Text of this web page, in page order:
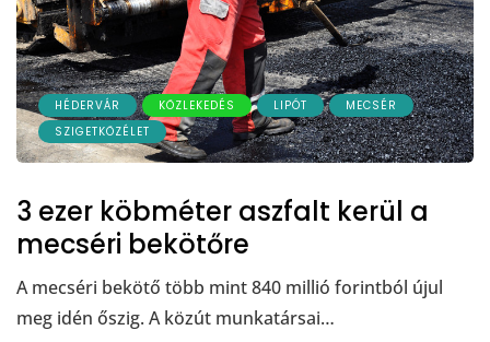
HÉDERVÁR KÖZLEKEDÉS LIPÓT
MECSÉR
SZIGETKÖZÉLET
3 ezer köbméter aszfalt kerül a
mecséri bekötőre
A mecséri bekötő több mint 840 millió forintból újul
meg idén őszig. A közút munkatársai…